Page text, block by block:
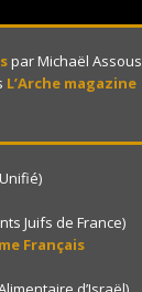
par Michaël Assous
L’Arche magazine
Juifs de France)
Français